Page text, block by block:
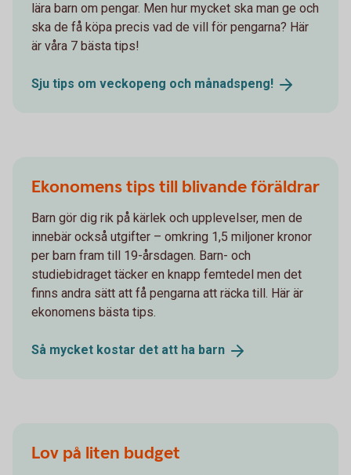
lära barn om pengar. Men hur mycket ska man ge och
ska de få köpa precis vad de vill för pengarna? Här
är våra 7 bästa tips!
Sju tips om veckopeng och månadspeng!
Ekonomens tips till blivande föräldrar
Barn gör dig rik på kärlek och upplevelser, men de
innebär också utgifter – omkring 1,5 miljoner kronor
per barn fram till 19-årsdagen. Barn- och
studiebidraget täcker en knapp femtedel men det
finns andra sätt att få pengarna att räcka till. Här är
ekonomens bästa tips.
Så mycket kostar det att ha barn
Lov på liten budget